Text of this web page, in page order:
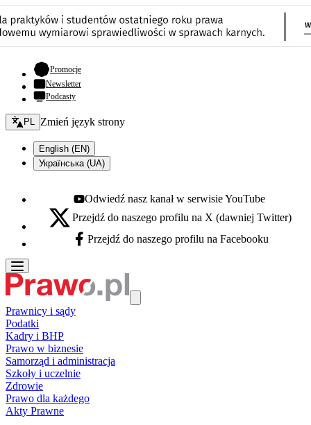
Promocje- otwiera się w nowej karcie
Newsletter
Podcasty
Zmień język - bieżący:
PL Zmień język strony
English (EN)
Українська (UA)
Youtube - otwiera się w nowej karcie
Odwiedź nasz kanał w serwisie YouTube
X - otwiera się w nowej karcie
Przejdź do naszego profilu na X (dawniej Twitter)
Facebook - otwiera się w nowej karcie
Przejdź do naszego profilu na Facebooku
Prawnicy i sądy
Podatki
Kadry i BHP
Prawo w biznesie
Samorząd i administracja
Szkoły i uczelnie
Zdrowie
Prawo dla każdego
Akty Prawne